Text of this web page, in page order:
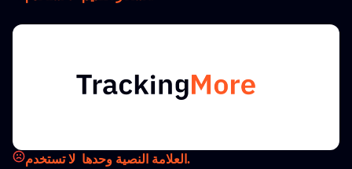
لا تستخدم العلامة النصية وحدها.